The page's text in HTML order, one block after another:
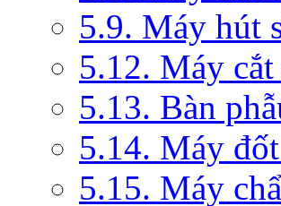
5.9. Máy hút
5.12. Máy
5.13. Bàn
5.14. Máy
5.15. Máy